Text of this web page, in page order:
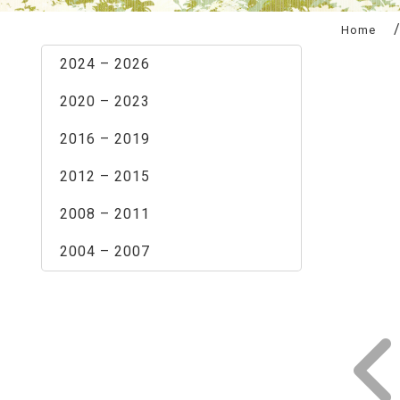
2024 – 2026
2020 – 2023
2016 – 2019
2012 – 2015
2008 – 2011
2004 – 2007
Home